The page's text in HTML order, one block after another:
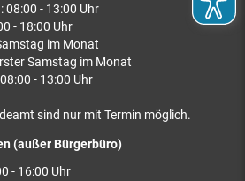
- 13:00 Uhr
- 18:00 Uhr
im Monat
Samstag im Monat
- 13:00 Uhr
sind nur mit Termin möglich.
(außer Bürgerbüro)
- 16:00 Uhr